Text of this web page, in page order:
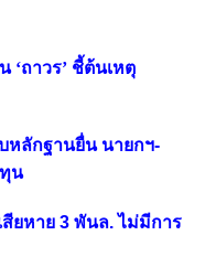
‘ถาวร’ ชี้ต้นเหตุ
หลักฐานยื่น นายกฯ-
น
ยหาย 3 พันล. ไม่มีการ